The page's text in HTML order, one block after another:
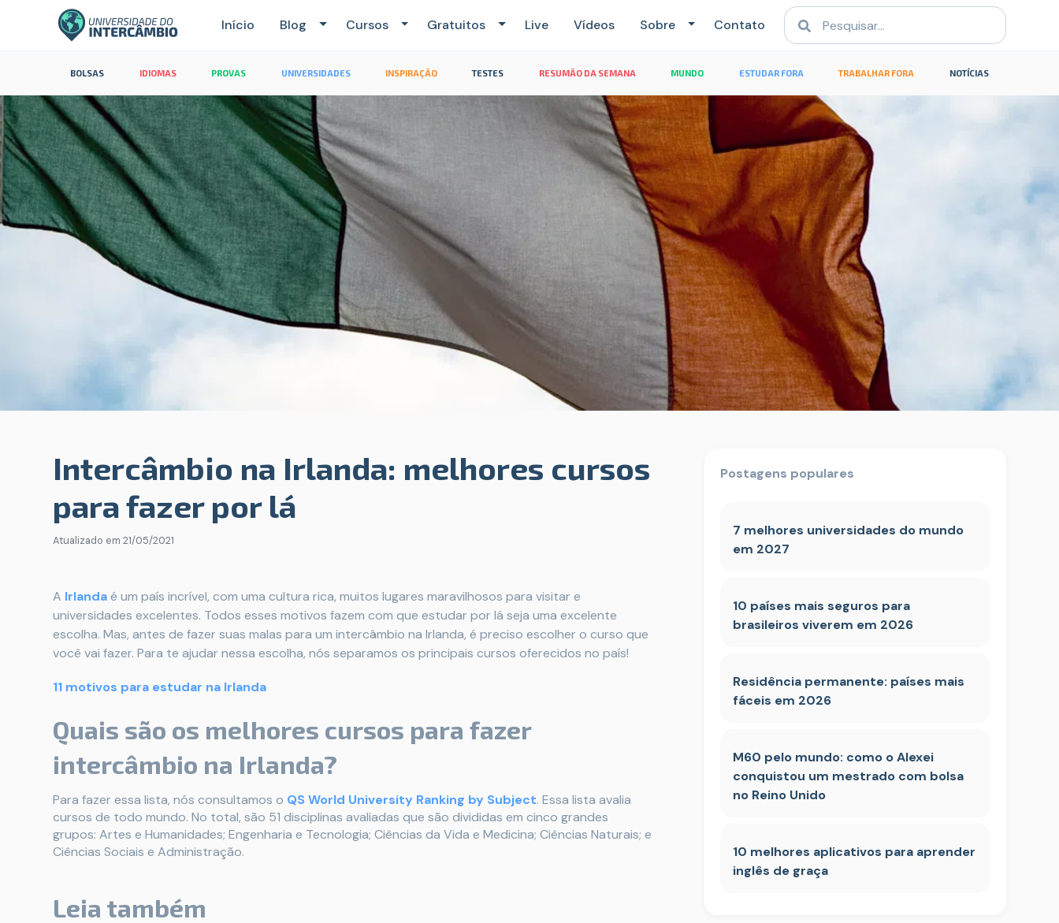
Início Blog Cursos Gratuitos Live Vídeos Sobre Contato
BOLSAS IDIOMAS PROVAS UNIVERSIDADES INSPIRAÇÃO TESTES RESUMÃO DA SEMANA MUNDO ESTUDAR FORA TRABALHAR FORA NOTÍCIAS
Intercâmbio na Irlanda: melhores cursos
para fazer por lá
Atualizado em 21/05/2021
A Irlandaé um país incrível, com uma cultura rica, muitos lugares maravilhosos para visitar e
universidades excelentes. Todos esses motivos fazem com que estudar por lá seja uma excelente
escolha. Mas, antes de fazer suas malas para um intercâmbio na Irlanda, é preciso escolher o curso que
você vai fazer. Para te ajudar nessa escolha, nós separamos os principais cursos oferecidos no país!
11 motivos para estudar na Irlanda
Quais são os melhores cursos para fazer
intercâmbio na Irlanda?
Para fazer essa lista, nós consultamos o QS World University Ranking by Subject. Essa lista avalia
cursos de todo mundo. No total, são 51 disciplinas avaliadas que são divididas em cinco grandes
grupos: Artes e Humanidades; Engenharia e Tecnologia; Ciências da Vida e Medicina; Ciências Naturais; e
Ciências Sociais e Administração.
Leia também
Postagens populares
7 melhores universidades do mundo
em 2027
10 países mais seguros para
brasileiros viverem em 2026
Residência permanente: países mais
fáceis em 2026
M60 pelo mundo: como o Alexei
conquistou um mestrado com bolsa
no Reino Unido
10 melhores aplicativos para aprender
inglês de graça